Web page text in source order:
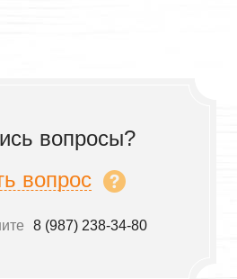
вопросы?
вопрос
8 (987) 238-34-80